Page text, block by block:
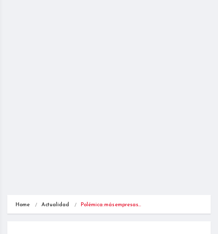
Home Actualidad Polémica: más empresas…